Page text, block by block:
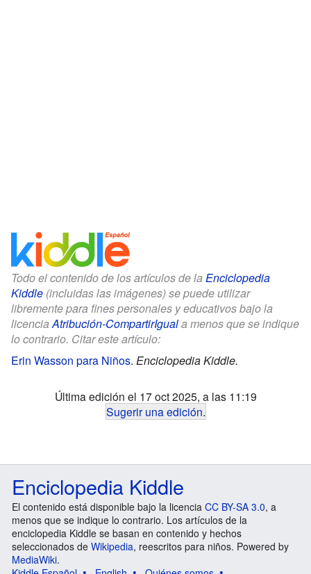
Todo el contenido de los artículos de la Enciclopedia
Kiddle (incluidas las imágenes) se puede utilizar
libremente para fines personales y educativos bajo la
licenciaAtribución-CompartirIguala menos que se indique
lo contrario. Citar este artículo:
Erin Wasson para Niños. Enciclopedia Kiddle.
Última edición el 17 oct 2025, a las 11:19
Sugerir una edición.
Enciclopedia Kiddle
El contenido está disponible bajo la licencia CC BY-SA 3.0, a
menos que se indique lo contrario. Los artículos de la
enciclopedia Kiddle se basan en contenido y hechos
seleccionados de Wikipedia, reescritos para niños. Powered by
MediaWiki.